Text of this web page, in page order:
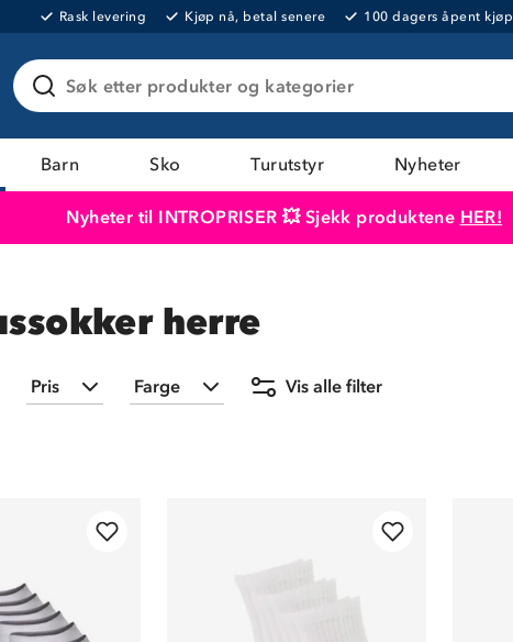
Rask levering Kjøp nå, betal senere 100 dagers åpent kjøp
Søk etter produkter og kategorier
Barn Sko Turutstyr Nyheter
Nyheter til INTROPRISER 💥 Sjekk produktene HER!
herre
Pris Farge Vis alle filter